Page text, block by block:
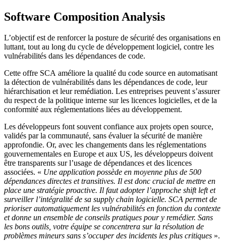
Software Composition Analysis
L’objectif est de renforcer la posture de sécurité des organisations en
luttant, tout au long du cycle de développement logiciel, contre les
vulnérabilités dans les dépendances de code.
Cette offre SCA améliore la qualité du code source en automatisant
la détection de vulnérabilités dans les dépendances de code, leur
hiérarchisation et leur remédiation. Les entreprises peuvent s’assurer
du respect de la politique interne sur les licences logicielles, et de la
conformité aux réglementations liées au développement.
Les développeurs font souvent confiance aux projets open source,
validés par la communauté, sans évaluer la sécurité de manière
approfondie. Or, avec les changements dans les réglementations
gouvernementales en Europe et aux US, les développeurs doivent
être transparents sur l’usage de dépendances et des licences
associées. « Une application possède en moyenne plus de 500
dépendances directes et transitives. Il est donc crucial de mettre en
place une stratégie proactive. Il faut adopter l’approche shift left et
surveiller l’intégralité de sa supply chain logicielle. SCA permet de
prioriser automatiquement les vulnérabilités en fonction du contexte
et donne un ensemble de conseils pratiques pour y remédier. Sans
les bons outils, votre équipe se concentrera sur la résolution de
problèmes mineurs sans s’occuper des incidents les plus critiques ».